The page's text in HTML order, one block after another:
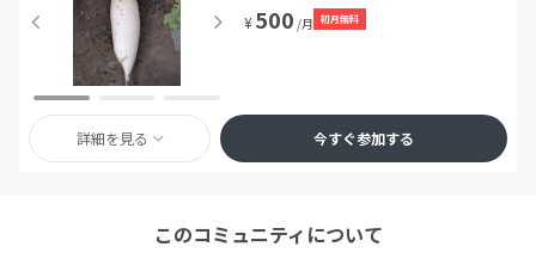
¥500 /月 初月無料
詳細を見る 今すぐ参加する
このコミュニティについて